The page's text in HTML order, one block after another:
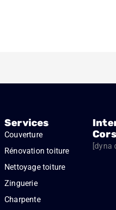
Services
Couverture
Rénovation toiture
Nettoyage toiture
Zinguerie
Charpente
[dyna